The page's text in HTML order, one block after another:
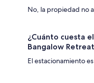
No, la propiedad no
¿Cuánto cuesta
Bangalow
El estacionamiento